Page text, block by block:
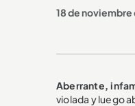
18 de noviembre
Aberrante,
violada y luego